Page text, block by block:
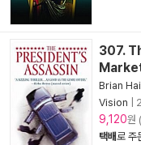
307.
Brian
Vision
9,120원
택배로 주